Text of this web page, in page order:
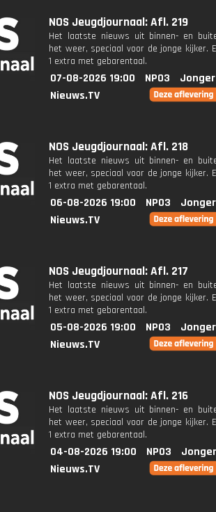
NOS Jeugdjournaal: Afl. 219
Het laatste nieuws uit binnen- en
het weer, speciaal voor de jonge kijker.
1 extra met gebarentaal.
07-08-2026 19:00 NPO3
Nieuws.TV
NOS Jeugdjournaal: Afl. 218
Het laatste nieuws uit binnen- en
het weer, speciaal voor de jonge kijker.
1 extra met gebarentaal.
06-08-2026 19:00 NPO3
Nieuws.TV
NOS Jeugdjournaal: Afl. 217
Het laatste nieuws uit binnen- en
het weer, speciaal voor de jonge kijker.
1 extra met gebarentaal.
05-08-2026 19:00 NPO3
Nieuws.TV
NOS Jeugdjournaal: Afl. 216
Het laatste nieuws uit binnen- en
het weer, speciaal voor de jonge kijker.
1 extra met gebarentaal.
04-08-2026 19:00 NPO3
Nieuws.TV